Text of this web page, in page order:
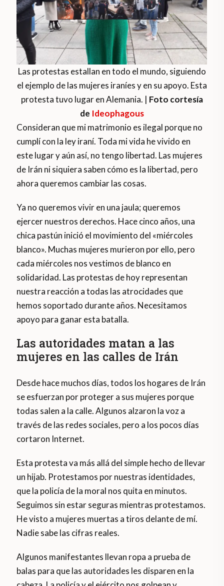
Las protestas estallan en todo el mundo, siguiendo
el ejemplo de las mujeres iraníes y en su apoyo. Esta
protesta tuvo lugar en Alemania. | Foto cortesía
de Ideophagous
Consideran que mi matrimonio es ilegal porque no
cumplí con la ley iraní. Toda mi vida he vivido en
este lugar y aún así, no tengo libertad. Las mujeres
de Irán ni siquiera saben cómo es la libertad, pero
ahora queremos cambiar las cosas.
Ya no queremos vivir en una jaula; queremos
ejercer nuestros derechos. Hace cinco años, una
chica pastún inició el movimiento del «miércoles
blanco». Muchas mujeres murieron por ello, pero
cada miércoles nos vestimos de blanco en
solidaridad. Las protestas de hoy representan
nuestra reacción a todas las atrocidades que
hemos soportado durante años. Necesitamos
apoyo para ganar esta batalla.
Las autoridades matan a las
mujeres en las calles de Irán
Desde hace muchos días, todos los hogares de Irán
se esfuerzan por proteger a sus mujeres porque
todas salen a la calle. Algunos alzaron la voz a
través de las redes sociales, pero a los pocos días
cortaron Internet.
Esta protesta va más allá del simple hecho de llevar
un hijab. Protestamos por nuestras identidades,
que la policía de la moral nos quita en minutos.
Seguimos sin estar seguras mientras protestamos.
He visto a mujeres muertas a tiros delante de mí.
Nadie sabe las cifras reales.
Algunos manifestantes llevan ropa a prueba de
balas para que las autoridades les disparen en la